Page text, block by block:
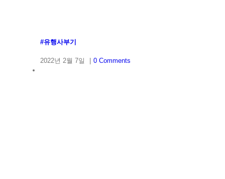
#유행사부기
2022년 2월 7일 0 Comments